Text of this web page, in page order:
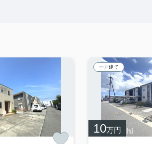
一戸建て
10万円